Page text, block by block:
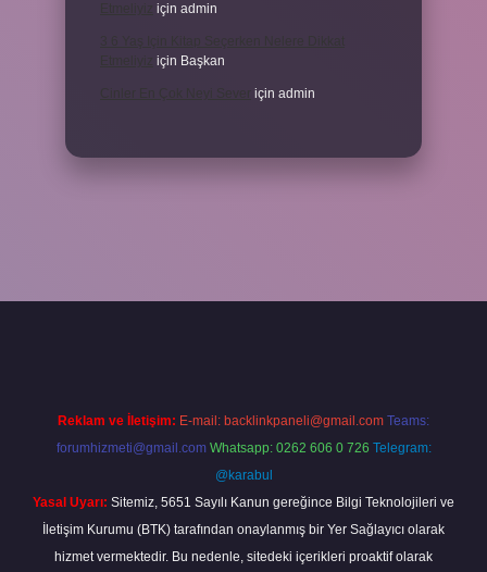
için admin
için Başkan
için admin
Reklam ve İletişim: E-mail: backlinkpaneli@gmail.com Teams:
forumhizmeti@gmail.com Whatsapp: 0262 606 0 726 Telegram:
@karabul
Yasal Uyarı: Sitemiz, 5651 Sayılı Kanun gereğince Bilgi Teknolojileri ve
İletişim Kurumu (BTK) tarafından onaylanmış bir Yer Sağlayıcı olarak
hizmet vermektedir. Bu nedenle, sitedeki içerikleri proaktif olarak